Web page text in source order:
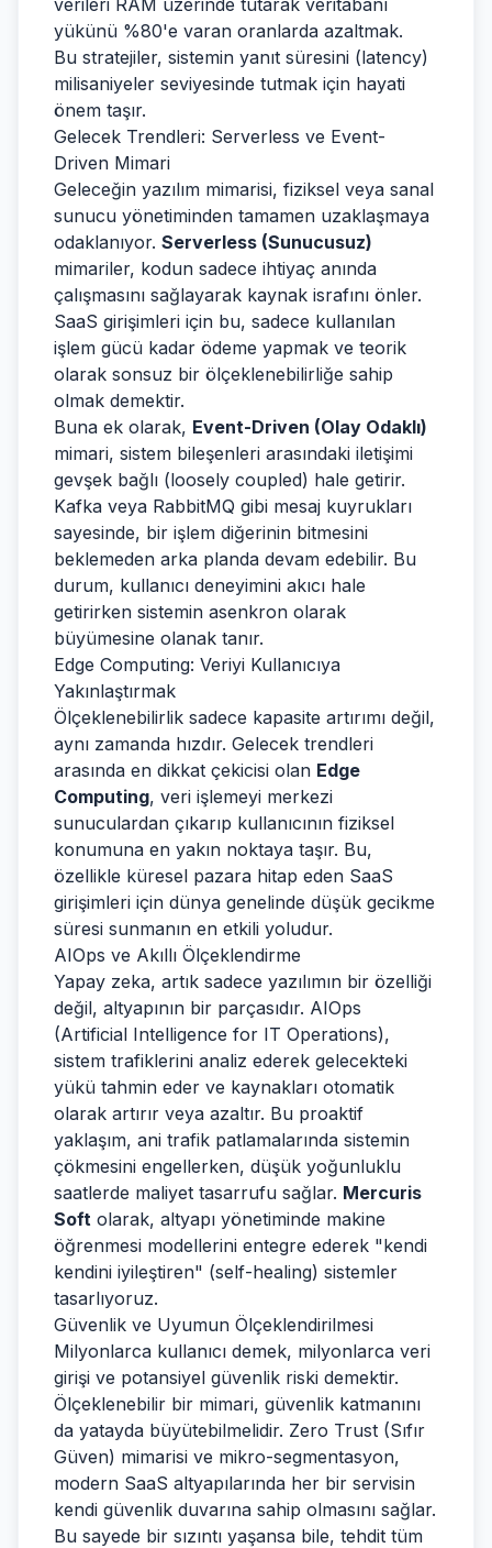
verileri RAM üzerinde tutarak veritabanı
yükünü %80'e varan oranlarda azaltmak.
Bu stratejiler, sistemin yanıt süresini (latency)
milisaniyeler seviyesinde tutmak için hayati
önem taşır.
Gelecek Trendleri: Serverless ve Event-
Driven Mimari
Geleceğin yazılım mimarisi, fiziksel veya sanal
sunucu yönetiminden tamamen uzaklaşmaya
odaklanıyor. Serverless (Sunucusuz)
mimariler, kodun sadece ihtiyaç anında
çalışmasını sağlayarak kaynak israfını önler.
SaaS girişimleri için bu, sadece kullanılan
işlem gücü kadar ödeme yapmak ve teorik
olarak sonsuz bir ölçeklenebilirliğe sahip
olmak demektir.
Buna ek olarak, Event-Driven (Olay Odaklı)
mimari, sistem bileşenleri arasındaki iletişimi
gevşek bağlı (loosely coupled) hale getirir.
Kafka veya RabbitMQ gibi mesaj kuyrukları
sayesinde, bir işlem diğerinin bitmesini
beklemeden arka planda devam edebilir. Bu
durum, kullanıcı deneyimini akıcı hale
getirirken sistemin asenkron olarak
büyümesine olanak tanır.
Edge Computing: Veriyi Kullanıcıya
Yakınlaştırmak
Ölçeklenebilirlik sadece kapasite artırımı değil,
aynı zamanda hızdır. Gelecek trendleri
arasında en dikkat çekicisi olan Edge
Computing, veri işlemeyi merkezi
sunuculardan çıkarıp kullanıcının fiziksel
konumuna en yakın noktaya taşır. Bu,
özellikle küresel pazara hitap eden SaaS
girişimleri için dünya genelinde düşük gecikme
süresi sunmanın en etkili yoludur.
AIOps ve Akıllı Ölçeklendirme
Yapay zeka, artık sadece yazılımın bir özelliği
değil, altyapının bir parçasıdır. AIOps
(Artificial Intelligence for IT Operations),
sistem trafiklerini analiz ederek gelecekteki
yükü tahmin eder ve kaynakları otomatik
olarak artırır veya azaltır. Bu proaktif
yaklaşım, ani trafik patlamalarında sistemin
çökmesini engellerken, düşük yoğunluklu
saatlerde maliyet tasarrufu sağlar. Mercuris
Soft olarak, altyapı yönetiminde makine
öğrenmesi modellerini entegre ederek "kendi
kendini iyileştiren" (self-healing) sistemler
tasarlıyoruz.
Güvenlik ve Uyumun Ölçeklendirilmesi
Milyonlarca kullanıcı demek, milyonlarca veri
girişi ve potansiyel güvenlik riski demektir.
Ölçeklenebilir bir mimari, güvenlik katmanını
da yatayda büyütebilmelidir. Zero Trust (Sıfır
Güven) mimarisi ve mikro-segmentasyon,
modern SaaS altyapılarında her bir servisin
kendi güvenlik duvarına sahip olmasını sağlar.
Bu sayede bir sızıntı yaşansa bile, tehdit tüm